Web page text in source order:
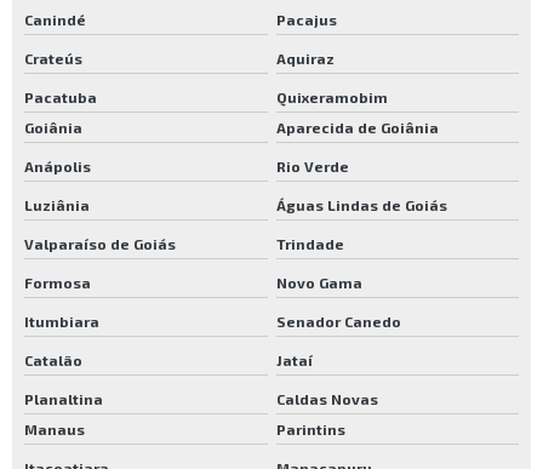
Canindé Pacajus
Crateús Aquiraz
Pacatuba
Quixeramobim
Goiânia
Aparecida de Goiânia
Anápolis Rio Verde
Luziânia Águas Lindas de Goiás
Valparaíso de Goiás Trindade
Formosa Novo Gama
Itumbiara Senador Canedo
Catalão Jataí
Planaltina
Caldas Novas
Manaus
Parintins